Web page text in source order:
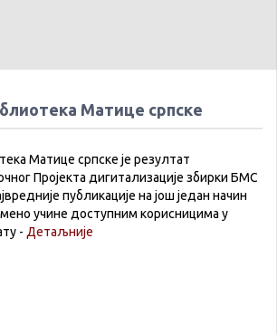
Матице српске
Матице српске је резултат
Пројекта дигитализације збирки БМС
публикације на још један начин
учине доступним корисницима у
- Детаљније